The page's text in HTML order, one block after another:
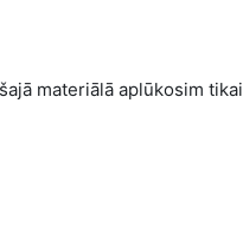
materiālā aplūkosim